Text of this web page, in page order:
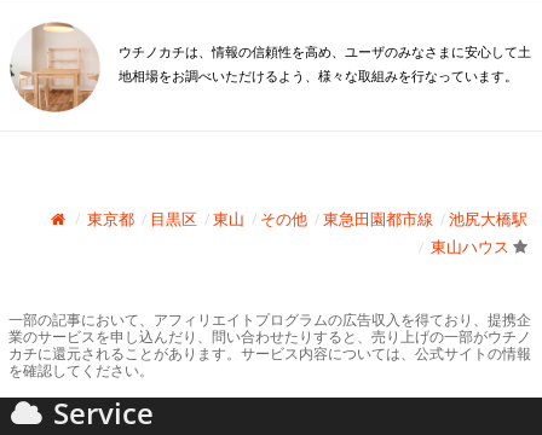
ウチノカチは、情報の信頼性を高め、ユーザのみなさまに安心して土
地相場をお調べいただけるよう、様々な取組みを行なっています。
東京都 目黒区 東山 その他 東急田園都市線
池尻大橋駅
東山ハウス
一部の記事において、アフィリエイトプログラムの広告収入を得ており、提携企
業のサービスを申し込んだり、問い合わせたりすると、売り上げの一部がウチノ
カチに還元されることがあります。サービス内容については、公式サイトの情報
を確認してください。
Service